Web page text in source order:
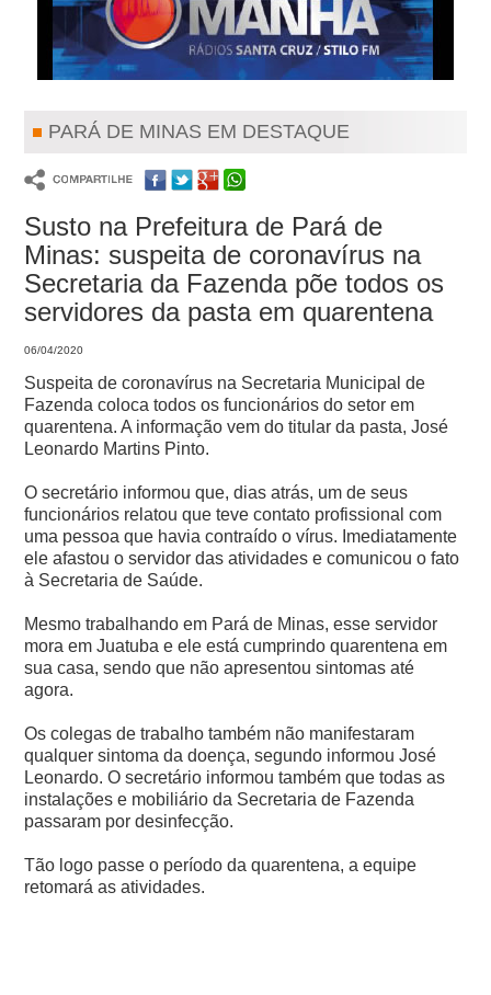
PARÁ DE MINAS EM DESTAQUE
Susto na Prefeitura de Pará de
Minas: suspeita de coronavírus na
Secretaria da Fazenda põe todos os
servidores da pasta em quarentena
06/04/2020
Suspeita de coronavírus na Secretaria Municipal de
Fazenda coloca todos os funcionários do setor em
quarentena. A informação vem do titular da pasta, José
Leonardo Martins Pinto.
O secretário informou que, dias atrás, um de seus
funcionários relatou que teve contato profissional com
uma pessoa que havia contraído o vírus. Imediatamente
ele afastou o servidor das atividades e comunicou o fato
à Secretaria de Saúde.
Mesmo trabalhando em Pará de Minas, esse servidor
mora em Juatuba e ele está cumprindo quarentena em
sua casa, sendo que não apresentou sintomas até
agora.
Os colegas de trabalho também não manifestaram
qualquer sintoma da doença, segundo informou José
Leonardo. O secretário informou também que todas as
instalações e mobiliário da Secretaria de Fazenda
passaram por desinfecção.
Tão logo passe o período da quarentena, a equipe
retomará as atividades.